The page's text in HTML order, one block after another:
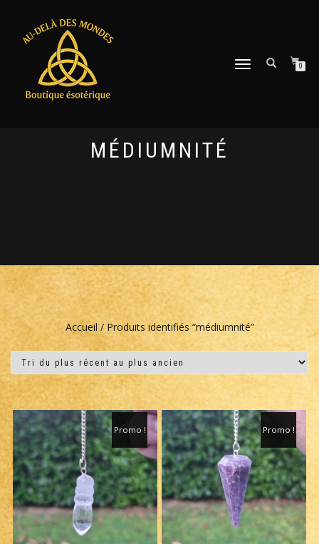
DÉPLIER
0
MÉDIUMNITÉ
Accueil / Produits identifiés “médiumnité”
Promo ! Promo !